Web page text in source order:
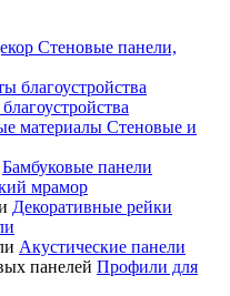
Стеновые панели,
Стеновые и
Бамбуковые панели
мрамор
Декоративные рейки
Акустические панели
Профили для